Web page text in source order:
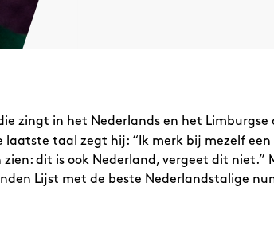
zingt in het Nederlands en het Limburgse
laatste taal zegt hij: “Ik merk bij mezelf
dit is ook Nederland, vergeet dit niet.”
Lijst met de beste Nederlandstalige